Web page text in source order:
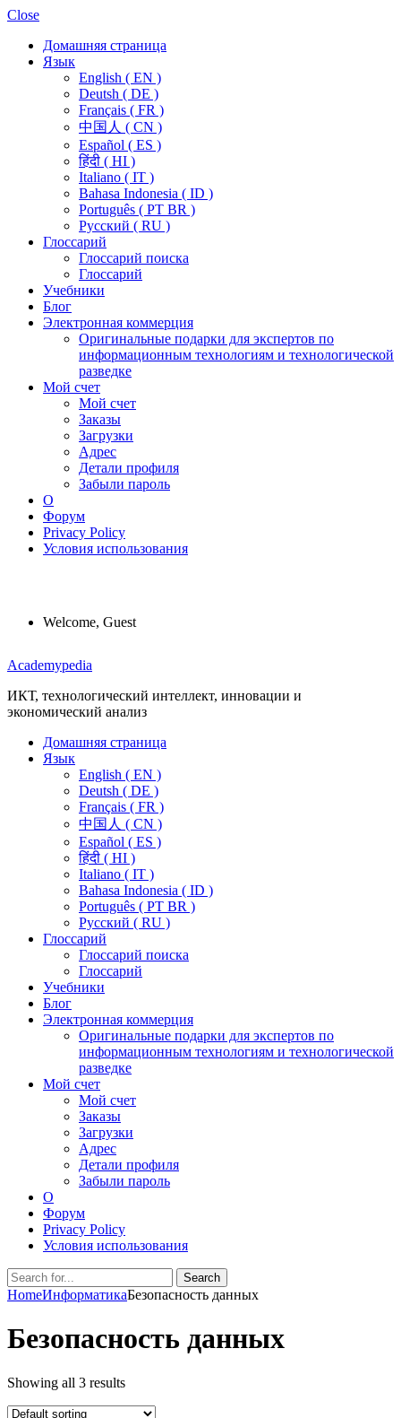
Close
Домашняя страница
Язык
English ( EN )
Deutsh ( DE )
Français ( FR )
中国人 ( CN )
Español ( ES )
हिंदी ( HI )
Italiano ( IT )
Bahasa Indonesia ( ID )
Português ( PT BR )
Pусский ( RU )
Глоссарий
Глоссарий поиска
Глоссарий
Учебники
Блог
Электронная коммерция
Оригинальные подарки для экспертов по
информационным технологиям и технологической
разведке
Мой счет
Мой счет
Заказы
Загрузки
Адрес
Детали профиля
Забыли пароль
О
Форум
Privacy Policy
Условия использования
Welcome, Guest
Menu
Academypedia
ИКТ, технологический интеллект, инновации и
экономический анализ
Домашняя страница
Язык
English ( EN )
Deutsh ( DE )
Français ( FR )
中国人 ( CN )
Español ( ES )
हिंदी ( HI )
Italiano ( IT )
Bahasa Indonesia ( ID )
Português ( PT BR )
Pусский ( RU )
Глоссарий
Глоссарий поиска
Глоссарий
Учебники
Блог
Электронная коммерция
Оригинальные подарки для экспертов по
информационным технологиям и технологической
разведке
Мой счет
Мой счет
Заказы
Загрузки
Адрес
Детали профиля
Забыли пароль
О
Форум
Privacy Policy
Условия использования
Search
Search
for:
HomeИнформатикаБезопасность данных
Безопасность данных
Showing all 3 results